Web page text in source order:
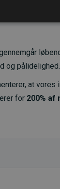
og pålidelighed.
at
for 200% af